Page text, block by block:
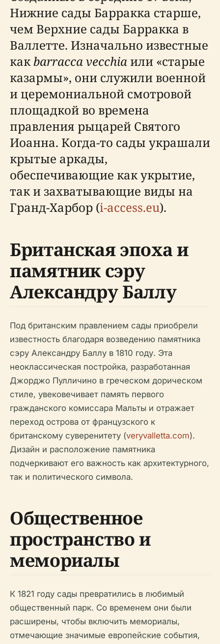
Нижние сады Барракка старше,
чем Верхние сады Барракка в
Валлетте. Изначально известные
какbarracca vecchia или «старые
казармы», они служили военной
и церемониальной смотровой
площадкой во времена
правления рыцарей Святого
Иоанна. Когда-то сады украшали
крытые аркады,
обеспечивающие как укрытие,
так и захватывающие виды на
Гранд-Харбор (i-access.eu).
Британская эпоха и
памятник сэру
Александру Баллу
Под британским правлением сады приобрели
известность благодаря возведению памятника
сэру Александру Баллу в 1810 году. Эта
неоклассическая постройка, разработанная
Джорджо Пулличино в греческом дорическом
стиле, увековечивает память первого
гражданского комиссара Мальты и отражает
переход острова от французского к
британскому суверенитету (veryvalletta.com).
Дизайн и расположение памятника
подчеркивают его важность как архитектурного,
так и политического символа.
Общественное
пространство и
мемориалы
К 1821 году сады превратились в любимый
общественный парк. Со временем они были
расширены, чтобы включить мемориалы,
отмечающие значимые европейские события,